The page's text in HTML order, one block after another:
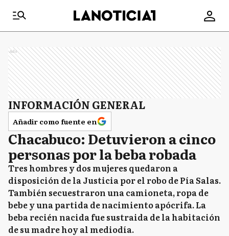
Ads
INFORMACIÓN GENERAL
Añadir como fuente en
Chacabuco: Detuvieron a cinco
personas por la beba robada
Tres hombres y dos mujeres quedaron a
disposición de la Justicia por el robo de Pía Salas.
También secuestraron una camioneta, ropa de
bebe y una partida de nacimiento apócrifa. La
beba recién nacida fue sustraida de la habitación
de su madre hoy al mediodía.